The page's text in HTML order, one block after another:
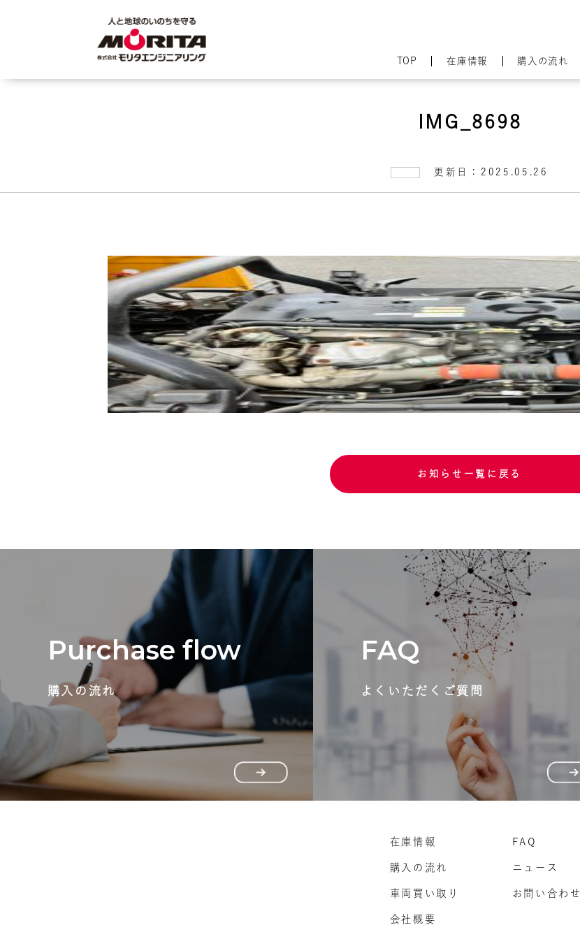
TOP 在庫情報 購入の流れ
IMG_8698
更新日：2025.05.26
お知らせ一覧に戻る
Purchase flow
購入の流れ
FAQ
よくいただくご質問
在庫情報
購入の流れ
車両買い取り
会社概要
FAQ
ニュース
お問い合わせ